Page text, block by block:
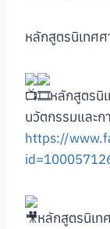
หลักสูตรนิเทศ
หลักสูตรนิ
นวัตกรรมและก
https://
หลักสูตรนิเท